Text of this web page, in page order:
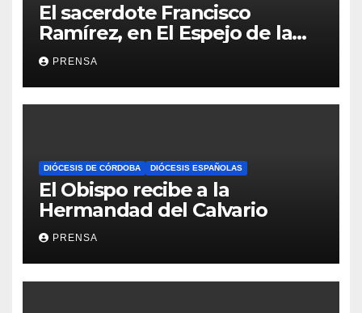
El sacerdote Francisco
Ramírez, en El Espejo de la
Iglesia
PRENSA
DIÓCESIS DE CÓRDOBA DIÓCESIS ESPAÑOLAS
El Obispo recibe a la
Hermandad del Calvario
PRENSA